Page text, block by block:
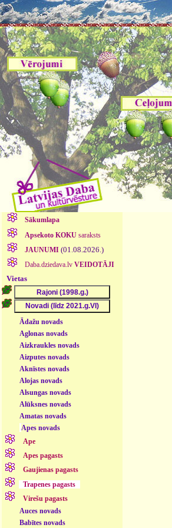
Sākumlapa
Apsekoto KOKUsaraksts
JAUNUMI (01.08.2026.)
Daba.dziedava.lv VEIDOTĀJI
Vietas
Ādažu novads
Aglonas novads
Aizkraukles novads
Aizputes novads
Aknīstes novads
Alojas novads
Alsungas novads
Alūksnes novads
Amatas novads
Apes novads
Ape
Apes pagasts
Gaujienas pagasts
Trapenes pagasts
Virešu pagasts
Auces novads
Babītes novads